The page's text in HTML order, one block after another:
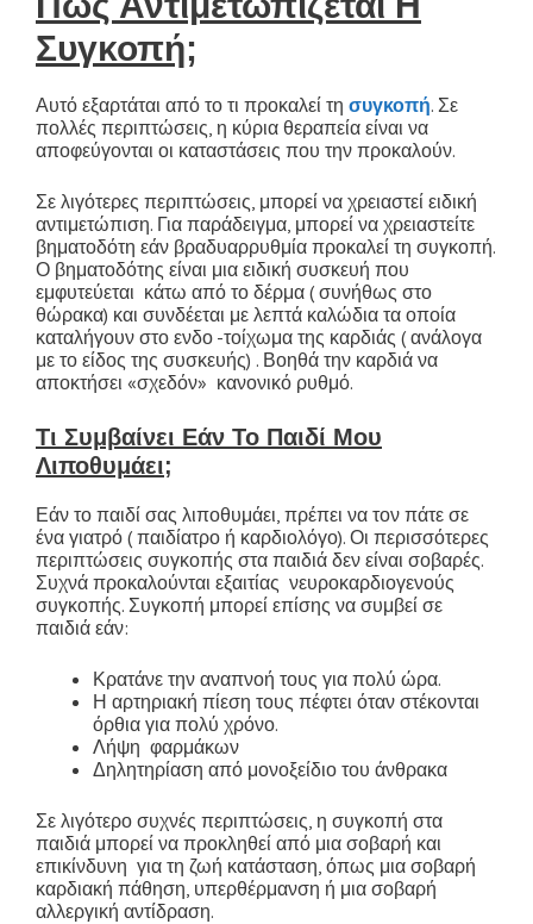
Συγκοπή;
Αυτό εξαρτάται από το τι προκαλεί τη συγκοπή. Σε
πολλές περιπτώσεις, η κύρια θεραπεία είναι να
αποφεύγονται οι καταστάσεις που την προκαλούν.
Σε λιγότερες περιπτώσεις, μπορεί να χρειαστεί ειδική
αντιμετώπιση. Για παράδειγμα, μπορεί να χρειαστείτε
βηματοδότη εάν βραδυαρρυθμία προκαλεί τη συγκοπή.
Ο βηματοδότης είναι μια ειδική συσκευή που
εμφυτεύεται κάτω από το δέρμα ( συνήθως στο
θώρακα) και συνδέεται με λεπτά καλώδια τα οποία
καταλήγουν στο ενδο -τοίχωμα της καρδιάς ( ανάλογα
με το είδος της συσκευής) . Βοηθά την καρδιά να
αποκτήσει «σχεδόν» κανονικό ρυθμό.
Τι Συμβαίνει Εάν Το Παιδί Μου
Λιποθυμάει;
Εάν το παιδί σας λιποθυμάει, πρέπει να τον πάτε σε
ένα γιατρό ( παιδίατρο ή καρδιολόγο). Οι περισσότερες
περιπτώσεις συγκοπής στα παιδιά δεν είναι σοβαρές.
Συχνά προκαλούνται εξαιτίας νευροκαρδιογενούς
συγκοπής. Συγκοπή μπορεί επίσης να συμβεί σε
παιδιά εάν:
Κρατάνε την αναπνοή τους για πολύ ώρα.
Η αρτηριακή πίεση τους πέφτει όταν στέκονται
όρθια για πολύ χρόνο.
Λήψη φαρμάκων
Δηλητηρίαση από μονοξείδιο του άνθρακα
Σε λιγότερο συχνές περιπτώσεις, η συγκοπή στα
παιδιά μπορεί να προκληθεί από μια σοβαρή και
επικίνδυνη για τη ζωή κατάσταση, όπως μια σοβαρή
καρδιακή πάθηση, υπερθέρμανση ή μια σοβαρή
αλλεργική αντίδραση.